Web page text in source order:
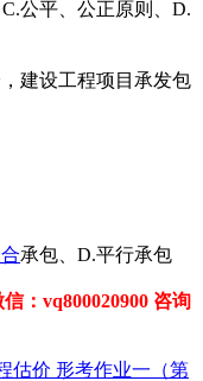
公平、公正原则、D.
建设工程项目承发包
承包、D.平行承包
：vq800020900 咨询
估价 形考作业一（第